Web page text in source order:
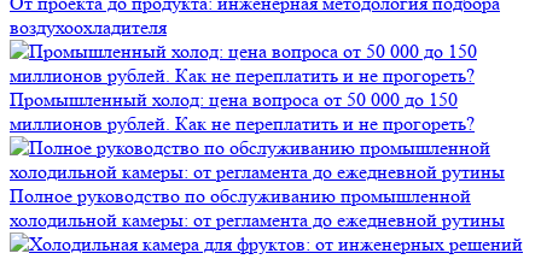
воздухоохладителя
Промышленный холод: цена вопроса от 50 000 до 150
миллионов рублей. Как не переплатить и не прогореть?
Полное руководство по обслуживанию промышленной
холодильной камеры: от регламента до ежедневной рутины